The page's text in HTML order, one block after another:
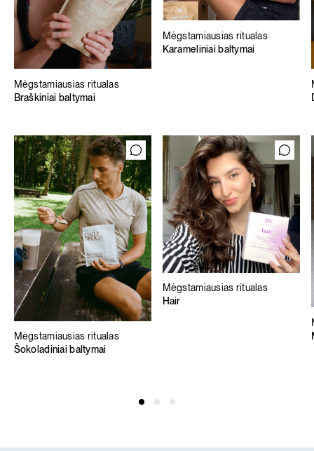
Mėgstamiausias ritualas
Braškiniai baltymai
Mėgstamiausias ritualas
Karameliniai baltymai
Mėgstamiausias ritualas
Šokoladiniai baltymai
Mėgstamiausias ritualas
Hair